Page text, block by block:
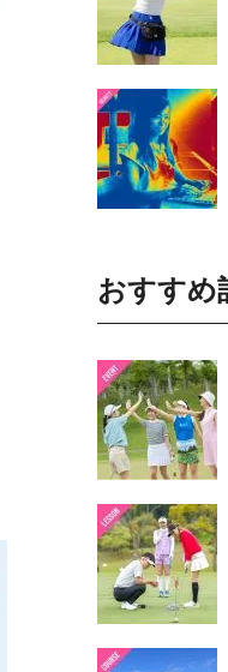
おすすめ